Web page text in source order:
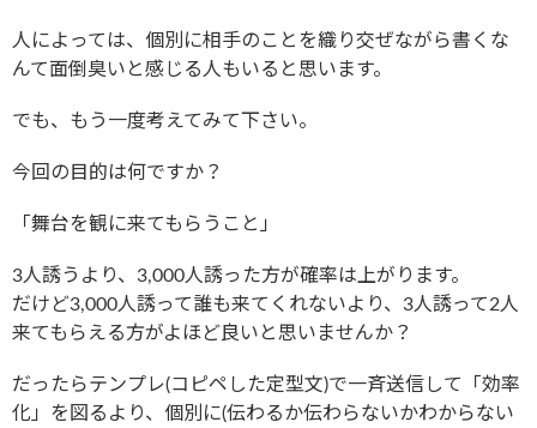
人によっては、個別に相手のことを織り交ぜながら書くな
んて面倒臭いと感じる人もいると思います。
でも、もう一度考えてみて下さい。
今回の目的は何ですか？
「舞台を観に来てもらうこと」
3人誘うより、3,000人誘った方が確率は上がります。
だけど3,000人誘って誰も来てくれないより、3人誘って2人
来てもらえる方がよほど良いと思いませんか？
だったらテンプレ(コピペした定型文)で一斉送信して「効率
化」を図るより、個別に(伝わるか伝わらないかわからない